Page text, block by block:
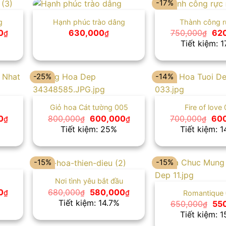
₫Giá
hiện
630,000₫.
Hạnh phúc trào dâng
630,000₫
-17%
Thành công
750,000₫
Giá
gốc
là:
Tiết kiệm:
₫Giá
hiện
600,000₫.
-25%
Giỏ hoa Cát tường 005
800,000₫ Giá
gốc
là:
600,000₫Giá
hiện
600,000₫.
Tiết kiệm: 25%
-14%
Fire of love
700,000₫ Giá
gốc
là:
Tiết kiệm:
₫Giá
hiện
599,000₫.
-15%
Nơi tình yêu bắt đầu
680,000₫
Giá
gốc
là:
580,000₫Giá
580,000₫.
Tiết kiệm: 14.7%
-15%
Romantique
650,000₫
Giá
gốc
là:
Tiết kiệm: